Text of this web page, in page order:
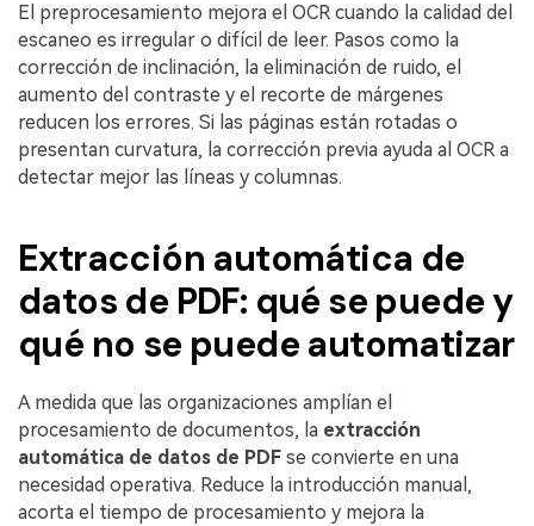
El preprocesamiento mejora el OCR cuando la calidad del
escaneo es irregular o difícil de leer. Pasos como la
corrección de inclinación, la eliminación de ruido, el
aumento del contraste y el recorte de márgenes
reducen los errores. Si las páginas están rotadas o
presentan curvatura, la corrección previa ayuda al OCR a
detectar mejor las líneas y columnas.
Extracción automática de
datos de PDF: qué se puede y
qué no se puede automatizar
A medida que las organizaciones amplían el
procesamiento de documentos, la extracción
automática de datos de PDF se convierte en una
necesidad operativa. Reduce la introducción manual,
acorta el tiempo de procesamiento y mejora la